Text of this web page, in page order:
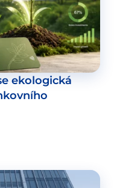
ekologická